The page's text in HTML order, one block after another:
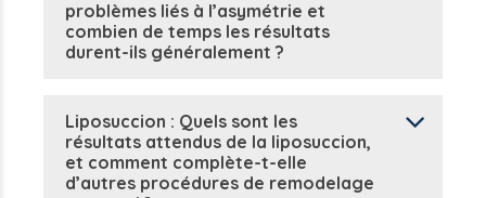
problèmes liés à l’asymétrie et
combien de temps les résultats
durent-ils généralement ?
Liposuccion : Quels sont les
résultats attendus de la liposuccion,
et comment complète-t-elle
d’autres procédures de remodelage